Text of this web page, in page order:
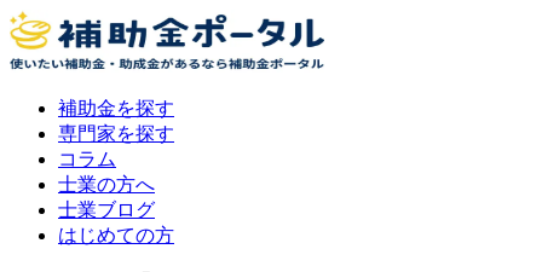
補助金を探す
専門家を探す
コラム
士業の方へ
士業ブログ
はじめての方